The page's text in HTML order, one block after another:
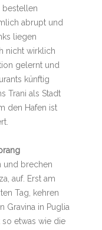
bestellen
abrupt und
liegen
nicht wirklich
gelernt und
künftig
Trani als Stadt
den Hafen ist
und brechen
auf. Erst am
Tag, kehren
Gravina in Puglia
so etwas wie die